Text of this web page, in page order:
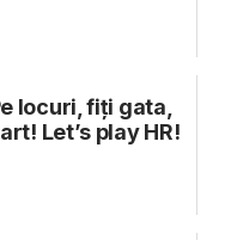
locuri, fiți gata,
Let’s play HR!